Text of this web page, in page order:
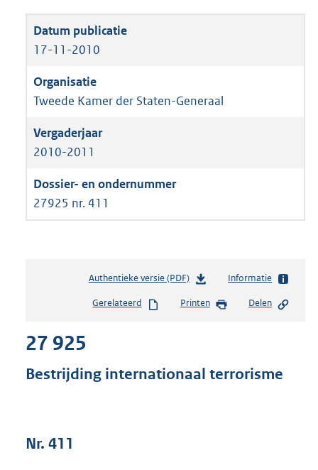
17-11-2010
Tweede Kamer der Staten-Generaal
2010-2011
27925 nr. 411
Authentieke versie (PDF)b
s
s
Informatie
Gerelateerd Printen Delen
27 925
Bestrijding internationaal terrorisme
Nr. 411